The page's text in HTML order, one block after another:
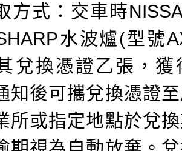
方式：交車時
水波爐(型號
兌換憑證乙張，獲
知後可攜兌換憑證
所或指定地點於兌